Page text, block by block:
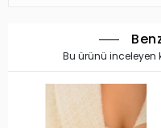
Bu ürünü inceleyen